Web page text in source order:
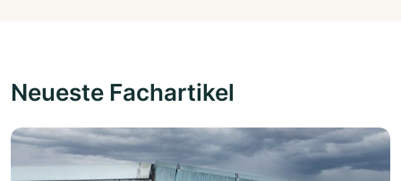
Neueste Fachartikel